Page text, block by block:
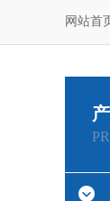
网站首